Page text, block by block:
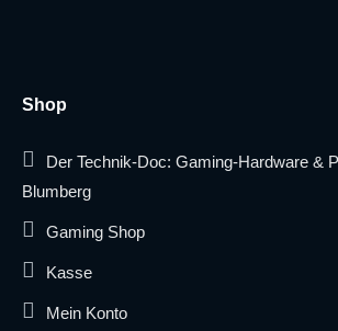
Shop
Der Technik-Doc: Gaming-Hardware &
Blumberg
Gaming Shop
Kasse
Mein Konto